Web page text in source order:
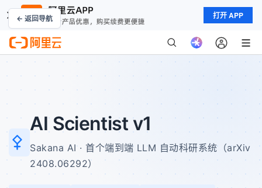
打开 APP
← 返回导航
AI Scientist v1
Sakana AI · 首个端到端 LLM 自动科研系统（arXiv
2408.06292）